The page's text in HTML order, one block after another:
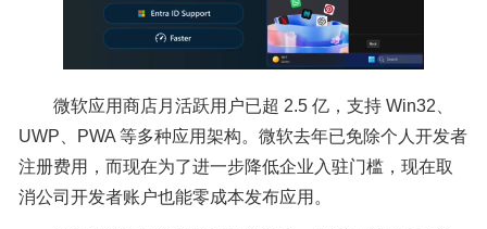
微软应用商店月活跃用户已超 2.5 亿，支持 Win32、
UWP、PWA 等多种应用架构。微软去年已免除个人开发者
注册费用，而现在为了进一步降低企业入驻门槛，现在取
消公司开发者账户也能零成本发布应用。